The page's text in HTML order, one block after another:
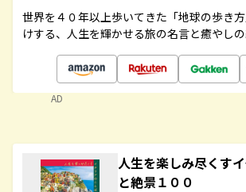
世界を４０年以上歩いてきた「地球の歩き
けする、人生を輝かせる旅の名言と癒やし
AD
人生を楽しみ尽くす
と絶景１００